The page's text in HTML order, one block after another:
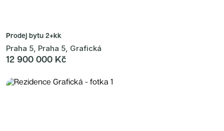
Prodej bytu 2+kk
Praha 5, Praha 5, Grafická
12 900 000 Kč